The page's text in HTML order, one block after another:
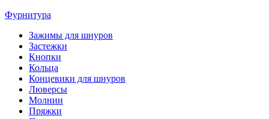
Фурнитура
Зажимы для шнуров
Застежки
Кнопки
Кольца
Концевики для шнуров
Люверсы
Молнии
Пряжки